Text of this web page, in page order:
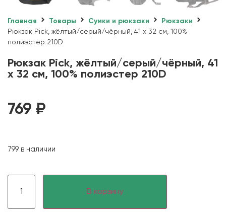
Главная Товары Сумки и рюкзаки
Рюкзаки
Рюкзак Pick, жёлтый/серый/чёрный, 41 x 32 см, 100%
полиэстер 210D
Рюкзак Pick, жёлтый/серый/чёрный, 41
x 32 см, 100% полиэстер 210D
769 ₽
799 в наличии
В корзину